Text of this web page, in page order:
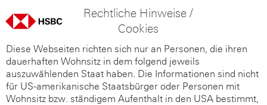
Rechtliche Hinweise /
Cookies
Diese Webseiten richten sich nur an Personen, die ihren
dauerhaften Wohnsitz in dem folgend jeweils
auszuwählenden Staat haben. Die Informationen sind nicht
für US-amerikanische Staatsbürger oder Personen mit
Wohnsitz bzw. ständigem Aufenthalt in den USA bestimmt,